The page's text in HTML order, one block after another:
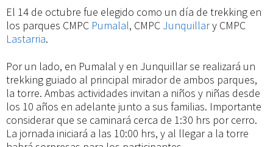
El 14 de octubre fue elegido como un día de trekking en
los parques CMPC Pumalal, CMPC Junquillary CMPC
Lastarria.
Por un lado, en Pumalal y en Junquillar se realizará un
trekking guiado al principal mirador de ambos parques,
la torre. Ambas actividades invitan a niños y niñas desde
los 10 años en adelante junto a sus familias. Importante
considerar que se caminará cerca de 1:30 hrs por cerro.
La jornada iniciará a las 10:00 hrs, y al llegar a la torre